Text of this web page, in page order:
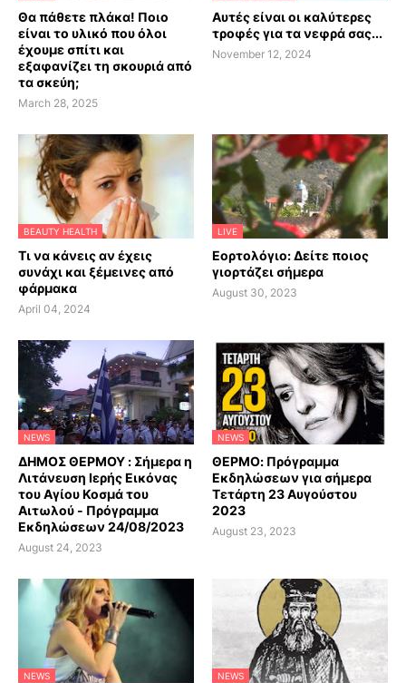
Θα πάθετε πλάκα! Ποιο
είναι το υλικό που όλοι
έχουμε σπίτι και
εξαφανίζει τη σκουριά από
τα σκεύη;
March 28, 2025
Αυτές είναι οι καλύτερες
τροφές για τα νεφρά σας...
November 12, 2024
BEAUTY HEALTH
Τι να κάνεις αν έχεις
συνάχι και ξέμεινες από
φάρμακα
April 04, 2024
LIVE
Εορτολόγιο: Δείτε ποιος
γιορτάζει σήμερα
August 30, 2023
NEWS
ΔΗΜΟΣ ΘΕΡΜΟΥ : Σήμερα η
Λιτάνευση Ιερής Εικόνας
του Αγίου Κοσμά του
Αιτωλού - Πρόγραμμα
Εκδηλώσεων 24/08/2023
August 24, 2023
NEWS
ΘΕΡΜΟ: Πρόγραμμα
Εκδηλώσεων για σήμερα
Τετάρτη 23 Αυγούστου
2023
August 23, 2023
NEWS NEWS